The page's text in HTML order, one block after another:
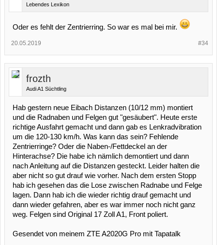
Lebendes Lexikon
Oder es fehlt der Zentrierring. So war es mal bei mir.
#34
20.05.2019
frozth
Audi A1 Süchtling
Hab gestern neue Eibach Distanzen (10/12 mm) montiert
und die Radnaben und Felgen gut "gesäubert". Heute erste
richtige Ausfahrt gemacht und dann gab es Lenkradvibration
um die 120-130 km/h. Was kann das sein? Fehlende
Zentrierringe? Oder die Naben-/Fettdeckel an der
Hinterachse? Die habe ich nämlich demontiert und dann
nach Anleitung auf die Distanzen gesteckt. Leider halten die
aber nicht so gut drauf wie vorher. Nach dem ersten Stopp
hab ich gesehen das die Lose zwischen Radnabe und Felge
lagen. Dann hab ich die wieder richtig drauf gemacht und
dann wieder gefahren, aber es war immer noch nicht ganz
weg. Felgen sind Original 17 Zoll A1, Front poliert.
Gesendet von meinem ZTE A2020G Pro mit Tapatalk